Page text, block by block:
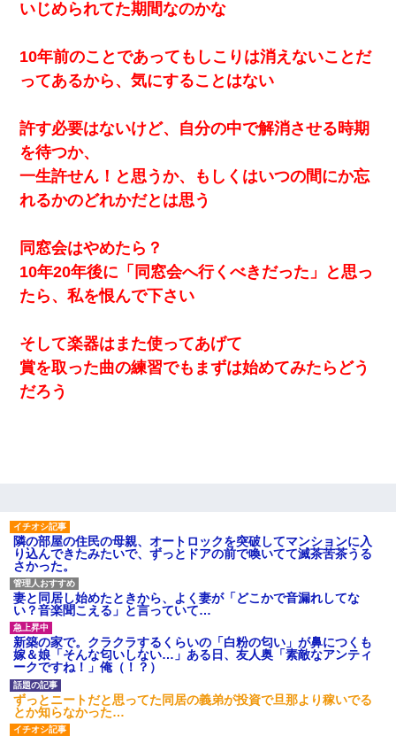
してます」って送ったら
旦那の元嫁「離婚したとはいえ、私が本来の妻。許可なく結婚す
るなんてどういう神経してるの？離婚届を記入して持って来い」
→笑いが止まらなくなり・・・
いじめられてた期間なのかな
10年前のことであってもしこりは消えないことだ
ってあるから、気にすることはない
許す必要はないけど、自分の中で解消させる時期
を待つか、
一生許せん！と思うか、もしくはいつの間にか忘
れるかのどれかだとは思う
同窓会はやめたら？
10年20年後に「同窓会へ行くべきだった」と思っ
たら、私を恨んで下さい
そして楽器はまた使ってあげて
賞を取った曲の練習でもまずは始めてみたらどう
だろう
隣の部屋の住民の母親、オートロックを突破してマンションに入
り込んできたみたいで、ずっとドアの前で喚いてて滅茶苦茶うる
さかった。
妻と同居し始めたときから、よく妻が「どこかで音漏れしてな
い？音楽聞こえる」と言っていて…
新築の家で。クラクラするくらいの「白粉の匂い」が鼻につくも
嫁＆娘「そんな匂いしない…」ある日、友人奥「素敵なアンティ
ークですね！」俺（！？）
ずっとニートだと思ってた同居の義弟が投資で旦那より稼いでる
とか知らなかった…